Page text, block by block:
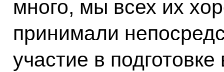
много, мы всех их
принимали
участие в